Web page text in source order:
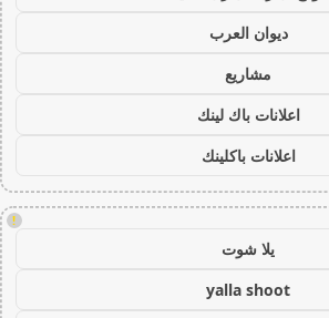
ديوان العرب
مشاريع
اعلانات باك لينك
اعلانات باكلينك
!
يلا شوت
yalla shoot